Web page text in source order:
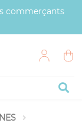
commerçants